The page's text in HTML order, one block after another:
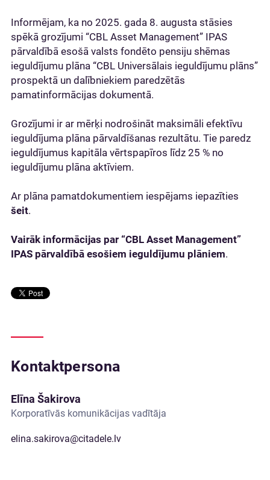
Informējam, ka no 2025. gada 8. augusta stāsies
spēkā grozījumi “CBL Asset Management” IPAS
pārvaldībā esošā valsts fondēto pensiju shēmas
ieguldījumu plāna “CBL Universālais ieguldījumu plāns”
prospektā un dalībniekiem paredzētās
pamatinformācijas dokumentā.
Grozījumi ir ar mērķi nodrošināt maksimāli efektīvu
ieguldījuma plāna pārvaldīšanas rezultātu. Tie paredz
ieguldījumus kapitāla vērtspapīros līdz 25 % no
ieguldījumu plāna aktīviem.
Ar plāna pamatdokumentiem iespējams iepazīties
šeit.
Vairāk informācijas par “CBL Asset Management”
IPAS pārvaldībā esošiem ieguldījumu plāniem.
Kontaktpersona
Elīna Šakirova
Korporatīvās komunikācijas vadītāja
elina.sakirova@citadele.lv